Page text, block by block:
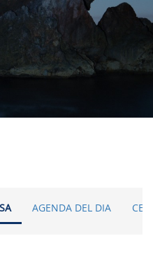
AGENDA DEL DIA